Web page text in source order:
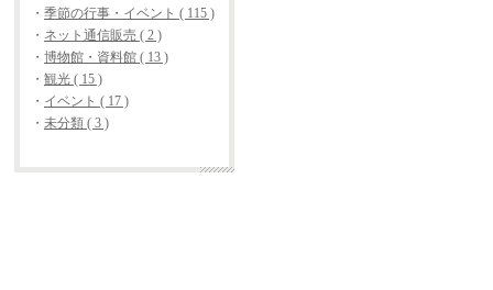
・ 季節の行事・イベント ( 115 )
・ ネット通信販売 ( 2 )
・ 博物館・資料館 ( 13 )
・ 観光 ( 15 )
・ イベント ( 17 )
・ 未分類 ( 3 )